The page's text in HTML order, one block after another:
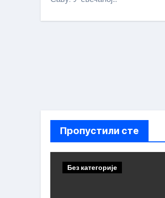
Пропустили сте
Без категорије